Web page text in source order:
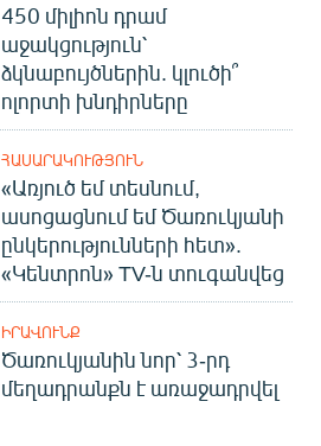
450 միլիոն դրամ
աջակցություն՝
ձկնաբույծներին. կլուծի՞
ոլորտի խնդիրները
ՀԱՍԱՐԱԿՈՒԹՅՈՒՆ
«Առյուծ եմ տեսնում,
ասոցացնում եմ Ծառուկյանի
ընկերությունների հետ».
«Կենտրոն» TV-ն տուգանվեց
ԻՐԱՎՈՒՆՔ
Ծառուկյանին նոր՝ 3-րդ
մեղադրանքն է առաջադրվել